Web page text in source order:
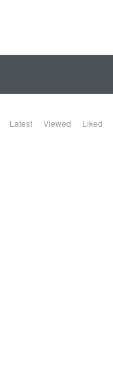
Latest Viewed Liked